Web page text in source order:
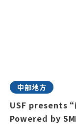
中部地方
USF presents “
Powered by